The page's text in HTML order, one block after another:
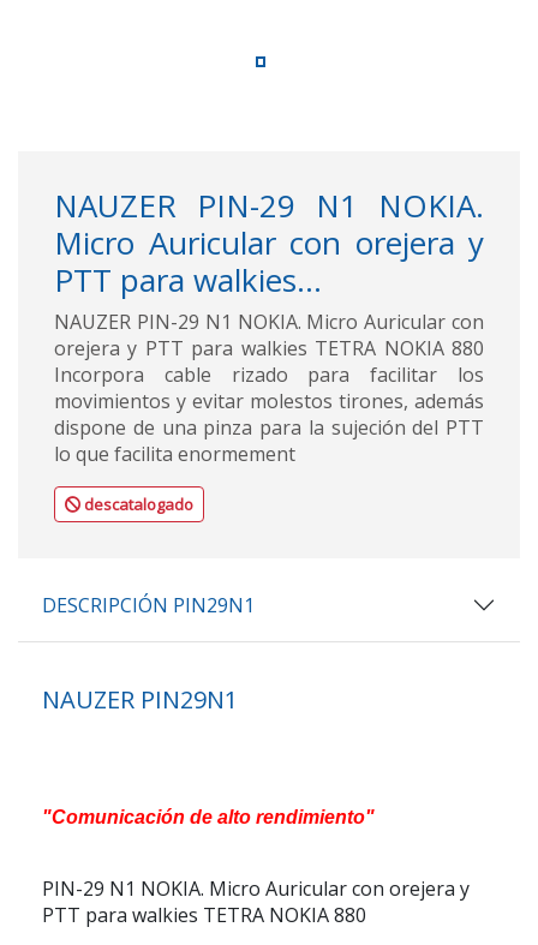
NAUZER PIN-29 N1 NOKIA.
Micro Auricular con orejera y
PTT para walkies...
NAUZER PIN-29 N1 NOKIA. Micro Auricular con
orejera y PTT para walkies TETRA NOKIA 880
Incorpora cable rizado para facilitar los
movimientos y evitar molestos tirones, además
dispone de una pinza para la sujeción del PTT
lo que facilita enormement
descatalogado
DESCRIPCIÓN PIN29N1
NAUZER PIN29N1
"Comunicación de alto rendimiento"
PIN-29 N1 NOKIA. Micro Auricular con orejera y
PTT para walkies TETRA NOKIA 880